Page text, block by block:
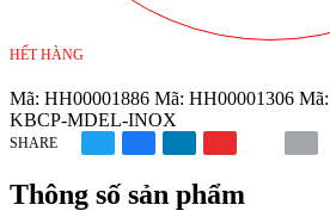
HẾT HÀNG
Mã: HH00001886 Mã: HH00001306 Mã:
KBCP-MDEL-INOX
SHARE
Thông số sản phẩm